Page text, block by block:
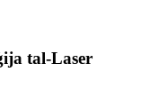
tal-Laser